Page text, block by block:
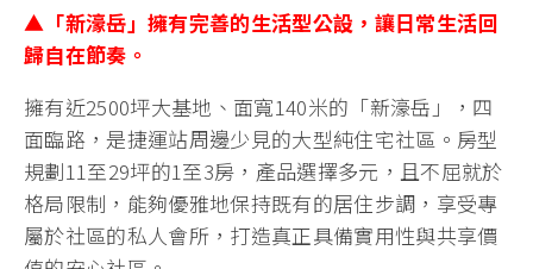
▲ 「新濠岳 」擁有完善的生活型公設，讓日常生活回
歸自在節奏。
擁有近2500坪大基地、面寬140米的「新濠岳」，四
面臨路，是捷運站周邊少見的大型純住宅社區。房型
規劃11至29坪的1至3房，產品選擇多元，且不屈就於
格局限制，能夠優雅地保持既有的居住步調，享受專
屬於社區的私人會所，打造真正具備實用性與共享價